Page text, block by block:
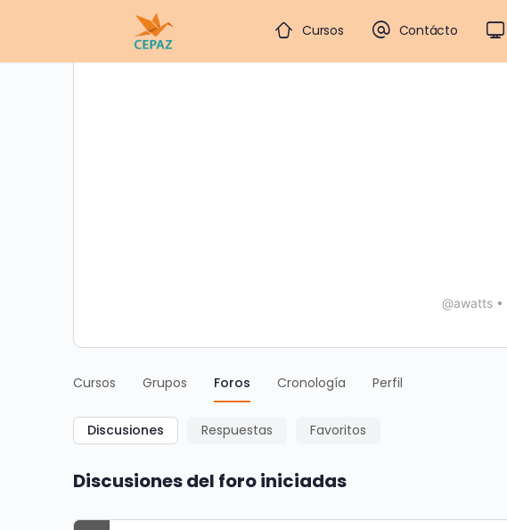
Cursos Contácto
@awatts •
Cursos Grupos Foros Cronología Perfil
Discusiones Respuestas Favoritos
Discusiones del foro iniciadas